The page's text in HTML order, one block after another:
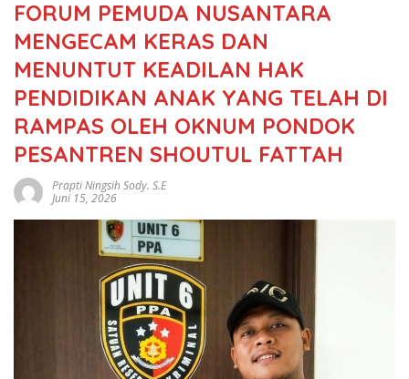
FORUM PEMUDA NUSANTARA
MENGECAM KERAS DAN
MENUNTUT KEADILAN HAK
PENDIDIKAN ANAK YANG TELAH DI
RAMPAS OLEH OKNUM PONDOK
PESANTREN SHOUTUL FATTAH
Prapti Ningsih Sody. S.E
Juni 15, 2026